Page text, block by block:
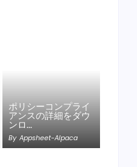
ポリシーコンプライ
アンスの詳細をダウ
ンロ…
By Appsheet-Alpaca